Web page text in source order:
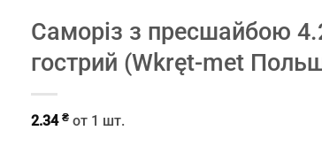
Саморіз з пресшайбою
гострий (Wkręt-met
2.34 ₴ от 1 шт.